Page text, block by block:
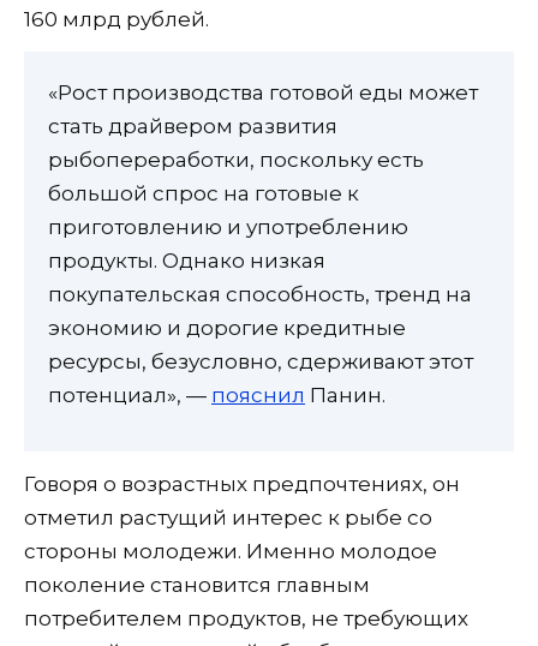
160 млрд рублей.
«Рост производства готовой еды может
стать драйвером развития
рыбопереработки, поскольку есть
большой спрос на готовые к
приготовлению и употреблению
продукты. Однако низкая
покупательская способность, тренд на
экономию и дорогие кредитные
ресурсы, безусловно, сдерживают этот
потенциал», — пояснил Панин.
Говоря о возрастных предпочтениях, он
отметил растущий интерес к рыбе со
стороны молодежи. Именно молодое
поколение становится главным
потребителем продуктов, не требующих